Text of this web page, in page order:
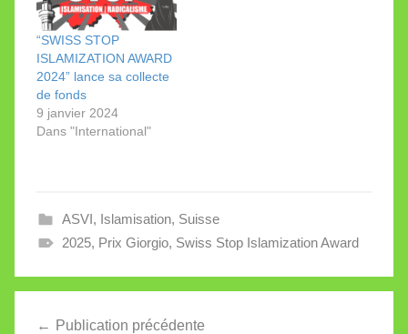
“SWISS STOP
ISLAMIZATION AWARD
2024” lance sa collecte
de fonds
9 janvier 2024
Dans "International"
ASVI , Islamisation, Suisse
2025, Prix Giorgio, Swiss Stop Islamization Award
Publication précédente